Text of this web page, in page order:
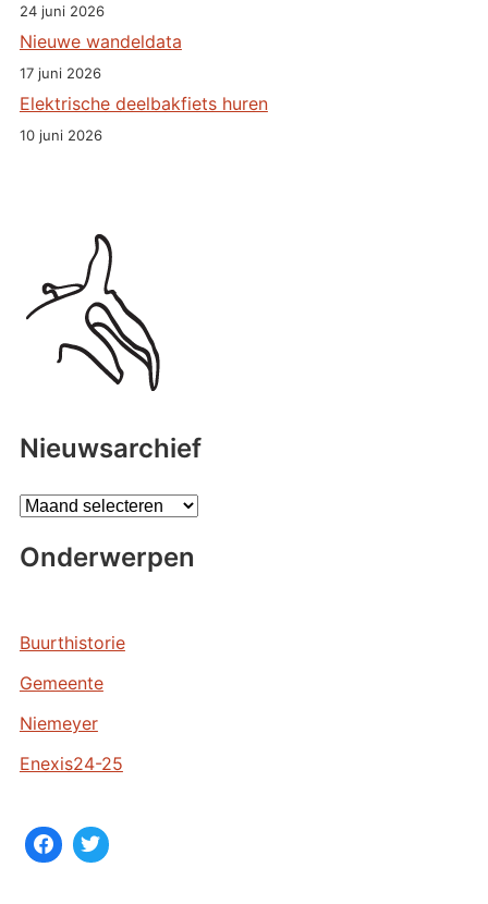
24 juni 2026
Nieuwe wandeldata
17 juni 2026
Elektrische deelbakfiets huren
10 juni 2026
Nieuwsarchief
A
c
e
e
n
Onderwerpen
Buurthistorie
Gemeente
Niemeyer
Enexis24-25